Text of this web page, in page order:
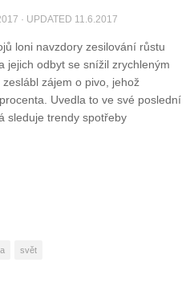
· UPDATED 11.6.2017
loni navzdory zesilování růstu
jejich odbyt se snížil zrychleným
zájem o pivo, jehož
Uvedla to ve své poslední
sleduje trendy spotřeby
svět